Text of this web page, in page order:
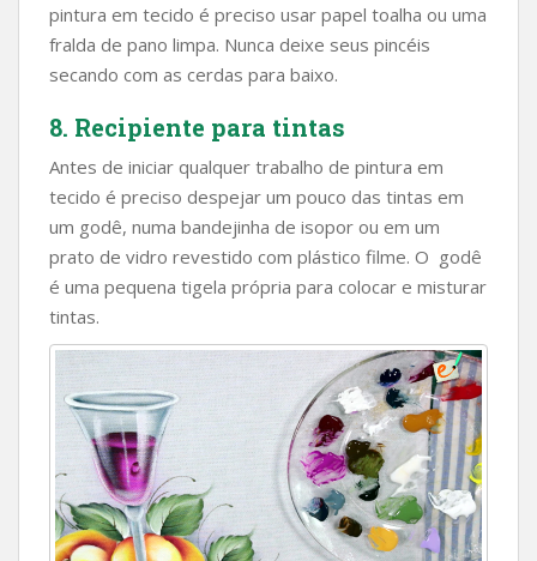
pintura em tecido é preciso usar papel toalha ou uma
fralda de pano limpa. Nunca deixe seus pincéis
secando com as cerdas para baixo.
8. Recipiente para tintas
Antes de iniciar qualquer trabalho de pintura em
tecido é preciso despejar um pouco das tintas em
um godê, numa bandejinha de isopor ou em um
prato de vidro revestido com plástico filme. O godê
é uma pequena tigela própria para colocar e misturar
tintas.